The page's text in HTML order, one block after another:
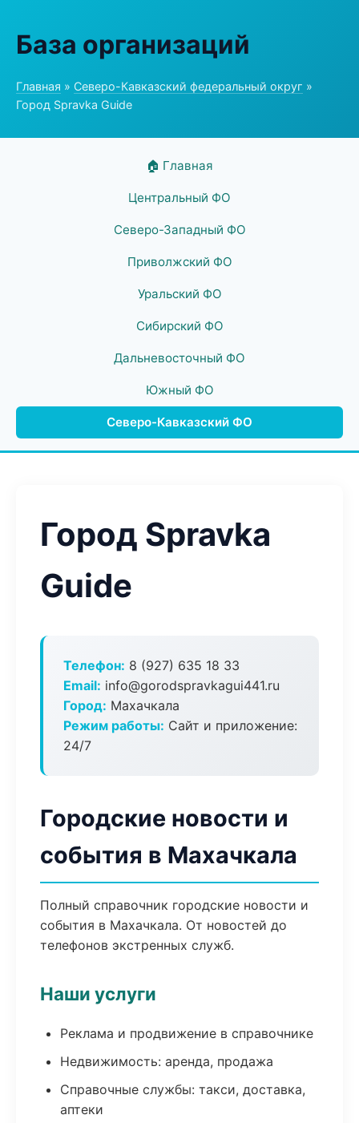
База организаций
Главная » Северо-Кавказский федеральный округ »
Город Spravka Guide
🏠 Главная
Центральный ФО
Северо-Западный ФО
Приволжский ФО
Уральский ФО
Сибирский ФО
Дальневосточный ФО
Южный ФО
Северо-Кавказский ФО
Город Spravka
Guide
Телефон: 8 (927) 635 18 33
Email: info@gorodspravkagui441.ru
Город: Махачкала
Режим работы: Сайт и приложение:
24/7
Городские новости и
события в Махачкала
Полный справочник городские новости и
события в Махачкала. От новостей до
телефонов экстренных служб.
Наши услуги
Реклама и продвижение в справочнике
Недвижимость: аренда, продажа
Справочные службы: такси, доставка,
аптеки